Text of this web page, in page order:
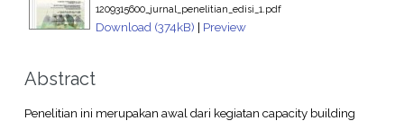
1209315600_jurnal_penelitian_edisi_1.pdf
Download (374kB) | Preview
Abstract
Penelitian ini merupakan awal dari kegiatan capacity building